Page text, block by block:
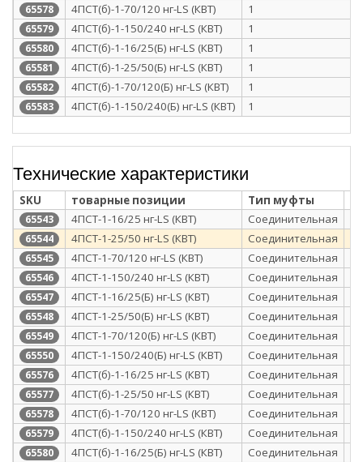
65578 4ПСТ(б)-1-70/120 нг-LS (КВТ) 1
65579 4ПСТ(б)-1-150/240 нг-LS (КВТ) 1
65580 4ПСТ(б)-1-16/25(Б) нг-LS (КВТ) 1
65581 4ПСТ(б)-1-25/50(Б) нг-LS (КВТ) 1
65582 4ПСТ(б)-1-70/120(Б) нг-LS (КВТ) 1
65583 4ПСТ(б)-1-150/240(Б) нг-LS (КВТ) 1
Технические характеристики
SKU товарные позиции Тип муфты
65543 4ПСТ-1-16/25 нг-LS (КВТ) Соединительная
65544 4ПСТ-1-25/50 нг-LS (КВТ) Соединительная
65545 4ПСТ-1-70/120 нг-LS (КВТ) Соединительная
65546 4ПСТ-1-150/240 нг-LS (КВТ) Соединительная
65547 4ПСТ-1-16/25(Б) нг-LS (КВТ) Соединительная
65548 4ПСТ-1-25/50(Б) нг-LS (КВТ) Соединительная
65549 4ПСТ-1-70/120(Б) нг-LS (КВТ) Соединительная
65550 4ПСТ-1-150/240(Б) нг-LS (КВТ) Соединительная
65576 4ПСТ(б)-1-16/25 нг-LS (КВТ) Соединительная
65577 4ПСТ(б)-1-25/50 нг-LS (КВТ) Соединительная
65578 4ПСТ(б)-1-70/120 нг-LS (КВТ) Соединительная
65579 4ПСТ(б)-1-150/240 нг-LS (КВТ) Соединительная
65580 4ПСТ(б)-1-16/25(Б) нг-LS (КВТ) Соединительная